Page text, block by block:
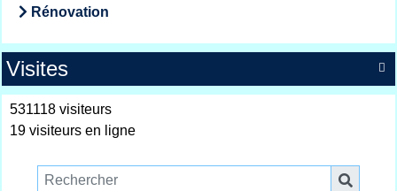
Rénovation

Visites
531118 visiteurs
19 visiteurs en ligne